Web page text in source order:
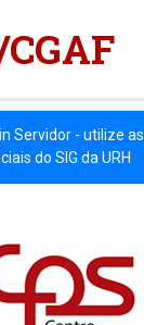
Servidor - utilize as
do SIG da URH